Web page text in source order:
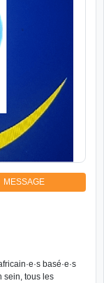
MESSAGE
basé·e·s
sein, tous les